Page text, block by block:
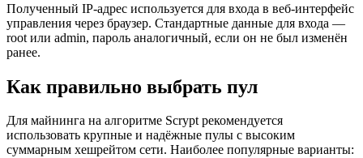
Полученный IP-адрес используется для входа в веб-интерфейс
управления через браузер. Стандартные данные для входа —
root или admin, пароль аналогичный, если он не был изменён
ранее.
Как правильно выбрать пул
Для майнинга на алгоритме Scrypt рекомендуется
использовать крупные и надёжные пулы с высоким
суммарным хешрейтом сети. Наиболее популярные варианты: